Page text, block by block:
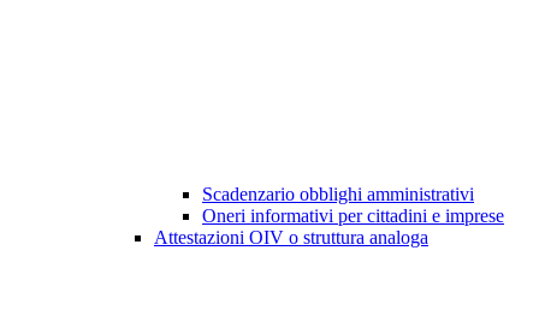
Scadenzario obblighi amministrativi
Oneri informativi per cittadini e imprese
Attestazioni OIV o struttura analoga